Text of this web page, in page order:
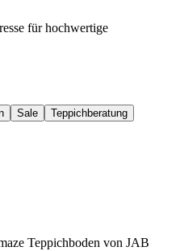
für hochwertige
Sale Teppichberatung
Teppichboden von JAB